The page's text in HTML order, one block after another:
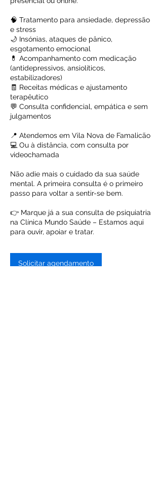
🧠 Tratamento para ansiedade, depressão
e stress
🌙 Insónias, ataques de pânico,
esgotamento emocional
💊 Acompanhamento com medicação
(antidepressivos, ansiolíticos,
estabilizadores)
🧾 Receitas médicas e ajustamento
terapêutico
💬 Consulta confidencial, empática e sem
julgamentos
📍 Atendemos em Vila Nova de Famalicão
💻 Ou à distância, com consulta por
videochamada
Não adie mais o cuidado da sua saúde
mental. A primeira consulta é o primeiro
passo para voltar a sentir-se bem.
👉 Marque já a sua consulta de psiquiatria
na Clínica Mundo Saúde – Estamos aqui
para ouvir, apoiar e tratar.
Solicitar agendamento